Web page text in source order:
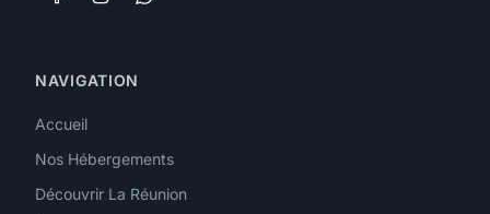
NAVIGATION
Accueil
Nos Hébergements
Découvrir La Réunion